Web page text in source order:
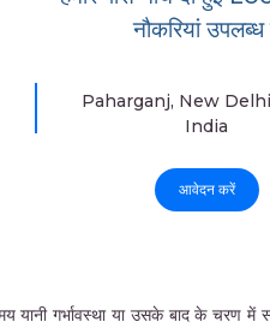
नौकरियां उपलब्ध
Paharganj, New
India
आवेदन करें
गर्भावस्था या उसके बाद के चरण में